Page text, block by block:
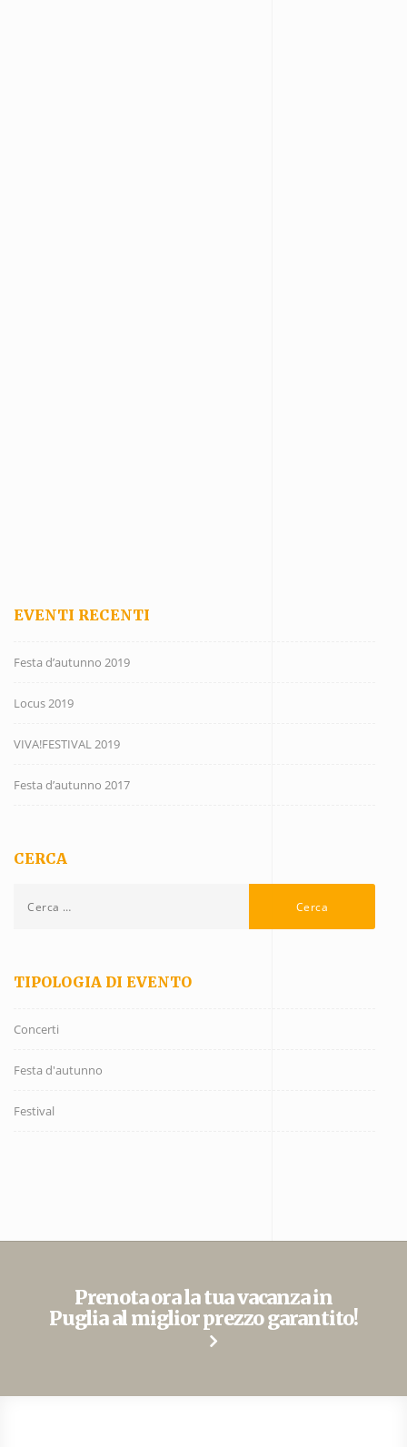
EVENTI RECENTI
Festa d’autunno 2019
Locus 2019
VIVA!FESTIVAL 2019
Festa d’autunno 2017
CERCA
TIPOLOGIA DI EVENTO
Concerti
Festa d'autunno
Festival
Prenota ora la tua vacanza in
Puglia al miglior prezzo garantito!